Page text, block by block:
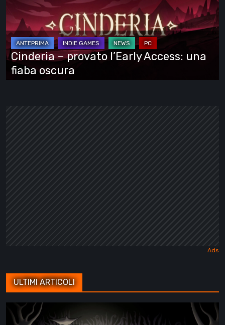
l’Early
Access:
una
fiaba
oscura
Cinderia – provato l’Early Access: una
fiaba oscura
ULTIMI ARTICOLI
Cesto